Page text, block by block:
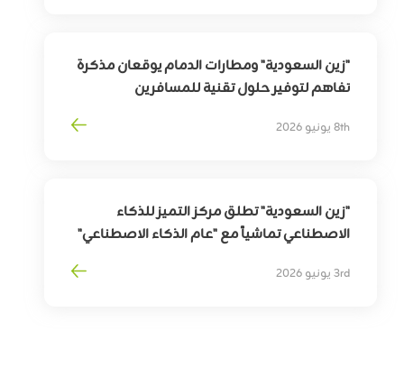
"زين السعودية" ومطارات الدمام يوقعان مذكرة
تفاهم لتوفير حلول تقنية للمسافرين
وترقيةتجربةالمسافرين 8th يونيو 2026
"زين السعودية" تطلق مركز التميز للذكاء
الاصطناعي تماشياً مع "عام الذكاء الاصطناعي"
3rd يونيو 2026